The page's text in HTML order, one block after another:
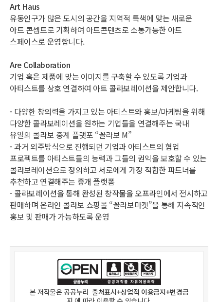
Art Haus
유동인구가 많은 도시의 공간을 지역적 특색에 맞는 새로운
아트 콘셉트로 기획하여 아트콘텐츠로 소통가능한 아트
스페이스로 운영합니다.
Are Collaboration
기업 혹은 제품에 맞는 이미지를 구축할 수 있도록 기업과
아티스트를 상호 연결하여 아트 콜라보레이션을 제안합니다.
- 다양한 창의력을 가지고 있는 아티스트와 홍보/마케팅을 위해
다양한 콜라보레이션을 원하는 기업들을 연결해주는 국내
유일의 콜라보 중계 플랫포 “꼴라보 M”
- 과거 외주방식으로 진행되던 기업과 아티스트의 협업
프로젝트를 아티스트들의 능력과 그들의 권익을 보호할 수 있는
콜라보레이션으로 정의하고 서로에게 가장 적합한 파트너를
추천하고 연결해주는 중개 플랫폼
- 콜라보레이션을 통해 완성된 창작물을 오프라인에서 전시하고
판매하며 온라인 콜라보 쇼핑몰 “꼴라보마켓”을 통해 지속적인
홍보 및 판매가 가능하도록 운영
본 저작물은공공누리 출처표시+상업적 이용금지+변경금